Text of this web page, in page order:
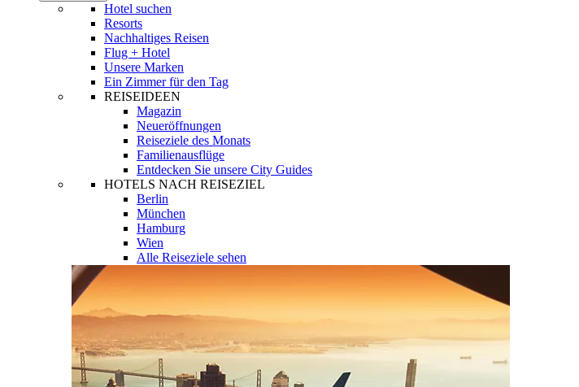
Hotel suchen
Resorts
Nachhaltiges Reisen
Flug + Hotel
Unsere Marken
Ein Zimmer für den Tag
REISEIDEEN
Magazin
Neueröffnungen
Reiseziele des Monats
Familienausflüge
Entdecken Sie unsere City Guides
HOTELS NACH REISEZIEL
Berlin
München
Hamburg
Wien
Alle Reiseziele sehen